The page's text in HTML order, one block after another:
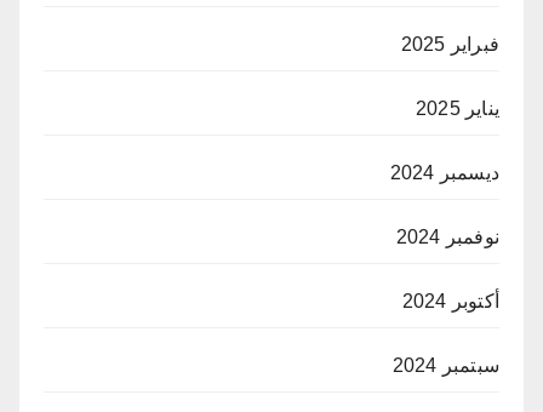
فبراير 2025
يناير 2025
ديسمبر 2024
نوفمبر 2024
أكتوبر 2024
سبتمبر 2024